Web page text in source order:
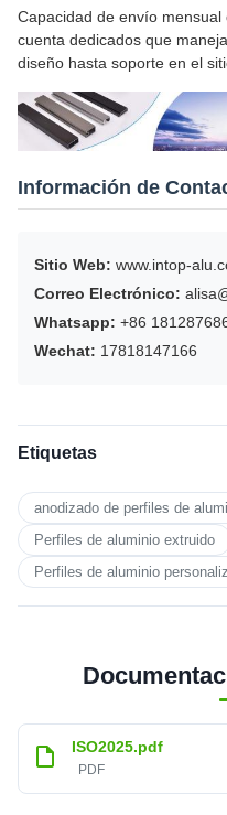
Capacidad de envío
cuenta dedicados que
diseño hasta soporte en el
Información de
Sitio Web: www.intop-
Correo Electrónico:
Whatsapp: +86
Wechat: 17818147166
Etiquetas
anodizado de perfiles de
Perfiles de aluminio extruido
Perfiles de aluminio
ISO2025.pdf
PDF